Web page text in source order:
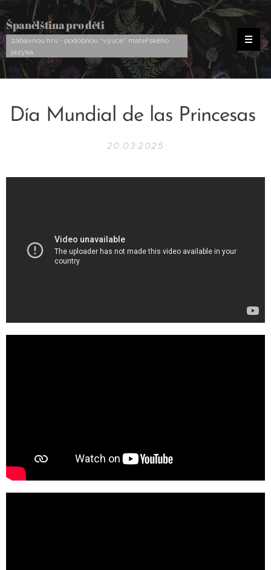
Španělština pro děti
zábavnou hru - podobnou “výuce” mateřského
jazyka
Día Mundial de las Princesas
20.03.2025